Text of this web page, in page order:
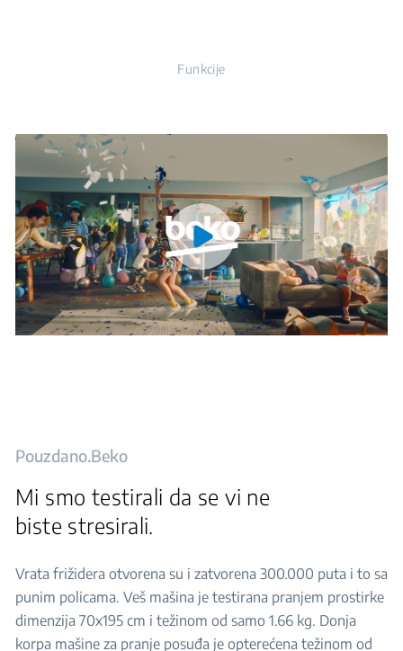
Funkcije
Pouzdano.Beko
Mi smo testirali da se vi ne
biste stresirali.
Vrata frižidera otvorena su i zatvorena 300.000 puta i to sa
punim policama. Veš mašina je testirana pranjem prostirke
dimenzija 70x195 cm i težinom od samo 1.66 kg. Donja
korpa mašine za pranje posuđa je opterećena težinom od